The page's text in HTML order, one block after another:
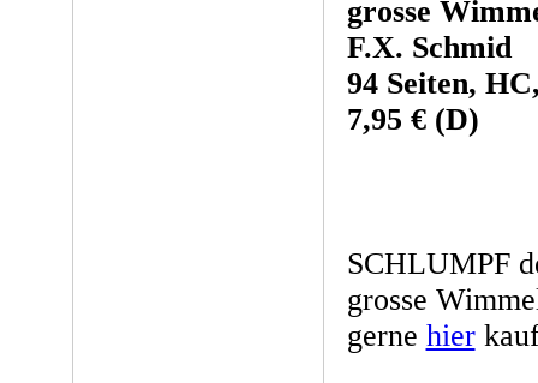
grosse
F.X. Schmid
94 Seiten,
7,95 € (D)
SCHLUMPF
grosse
gerne hier